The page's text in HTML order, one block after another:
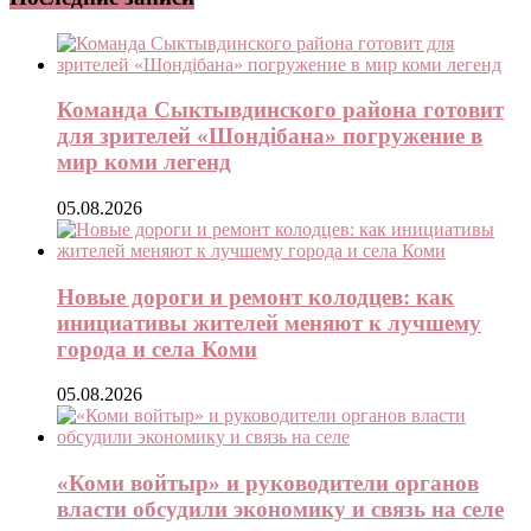
Команда Сыктывдинского района готовит
для зрителей «Шондібана» погружение в
мир коми легенд
05.08.2026
Новые дороги и ремонт колодцев: как
инициативы жителей меняют к лучшему
города и села Коми
05.08.2026
«Коми войтыр» и руководители органов
власти обсудили экономику и связь на селе